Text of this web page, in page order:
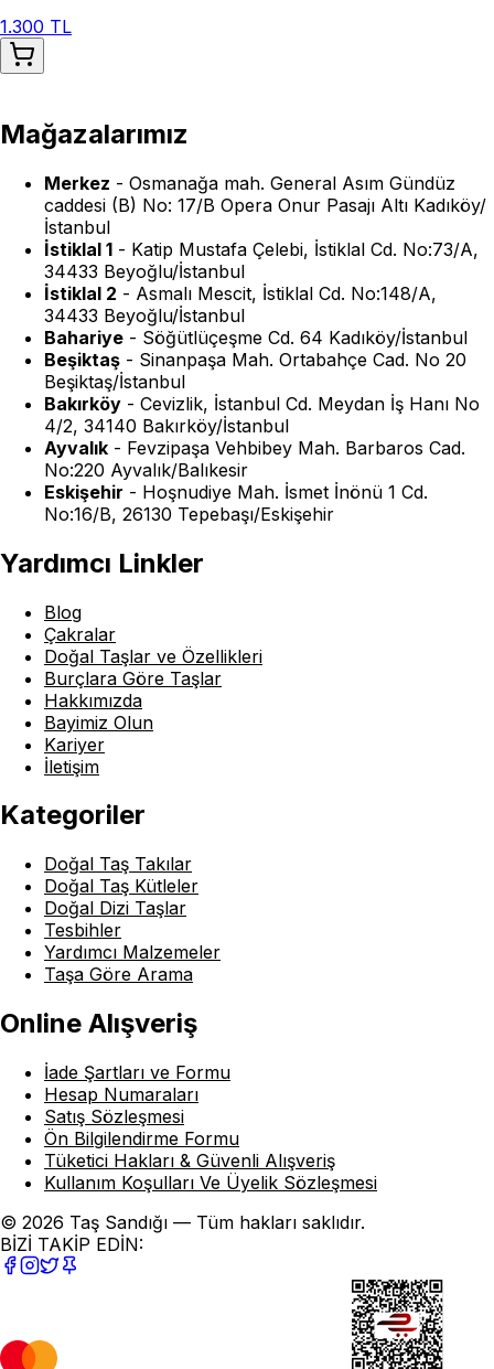
1.300 TL
Mağazalarımız
Merkez - Osmanağa mah. General Asım Gündüz
caddesi (B) No: 17/B Opera Onur Pasajı Altı Kadıköy/
İstanbul
İstiklal 1 - Katip Mustafa Çelebi, İstiklal Cd. No:73/A,
34433 Beyoğlu/İstanbul
İstiklal 2 - Asmalı Mescit, İstiklal Cd. No:148/A,
34433 Beyoğlu/İstanbul
Bahariye - Söğütlüçeşme Cd. 64 Kadıköy/İstanbul
Beşiktaş - Sinanpaşa Mah. Ortabahçe Cad. No 20
Beşiktaş/İstanbul
Bakırköy - Cevizlik, İstanbul Cd. Meydan İş Hanı No
4/2, 34140 Bakırköy/İstanbul
Ayvalık - Fevzipaşa Vehbibey Mah. Barbaros Cad.
No:220 Ayvalık/Balıkesir
Eskişehir - Hoşnudiye Mah. İsmet İnönü 1 Cd.
No:16/B, 26130 Tepebaşı/Eskişehir
Yardımcı Linkler
Blog
Çakralar
Doğal Taşlar ve Özellikleri
Burçlara Göre Taşlar
Hakkımızda
Bayimiz Olun
Kariyer
İletişim
Kategoriler
Doğal Taş Takılar
Doğal Taş Kütleler
Doğal Dizi Taşlar
Tesbihler
Yardımcı Malzemeler
Taşa Göre Arama
Online Alışveriş
İade Şartları ve Formu
Hesap Numaraları
Satış Sözleşmesi
Ön Bilgilendirme Formu
Tüketici Hakları & Güvenli Alışveriş
Kullanım Koşulları Ve Üyelik Sözleşmesi
© 2026 Taş Sandığı — Tüm hakları saklıdır.
BİZİ TAKİP EDİN: